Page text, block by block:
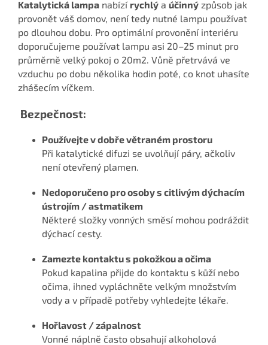
Katalytická lampa nabízí rychlý a účinný způsob jak
provonět váš domov, není tedy nutné lampu používat
po dlouhou dobu. Pro optimální provonění interiéru
doporučujeme používat lampu asi 20–25 minut pro
průměrně velký pokoj o 20m2. Vůně přetrvává ve
vzduchu po dobu několika hodin poté, co knot uhasíte
zhášecím víčkem.
Bezpečnost:
Používejte v dobře větraném prostoru
Při katalytické difuzi se uvolňují páry, ačkoliv
není otevřený plamen.
Nedoporučeno pro osoby s citlivým dýchacím
ústrojím / astmatikem
Některé složky vonných směsí mohou podráždit
dýchací cesty.
Zamezte kontaktu s pokožkou a očima
Pokud kapalina přijde do kontaktu s kůží nebo
očima, ihned vypláchněte velkým množstvím
vody a v případě potřeby vyhledejte lékaře.
Hořlavost / zápalnost
Vonné náplně často obsahují alkoholová